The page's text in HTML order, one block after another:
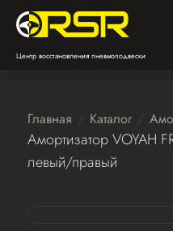
Центр восстановления пневмоподвески
Главная Каталог
Амортизатор VOYAH
левый/правый